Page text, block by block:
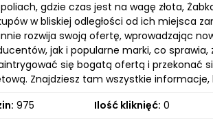
gdzie czas jest na wagę złota,
w bliskiej odległości od ich miejsca
rozwija swoją ofertę, wprowadzając
jak i popularne marki, co
się bogatą ofertą i przekonać
Znajdziesz tam wszystkie
975 Ilość kliknięć: 0